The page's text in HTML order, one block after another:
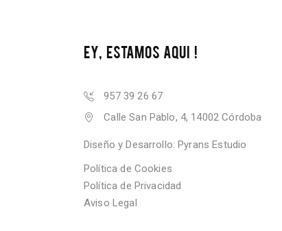
EY, ESTAMOS AQUI !
957 39 26 67
Calle San Pablo, 4, 14002 Córdoba
Diseño y Desarrollo:Pyrans Estudio
Política de Cookies
Política de Privacidad
Aviso Legal